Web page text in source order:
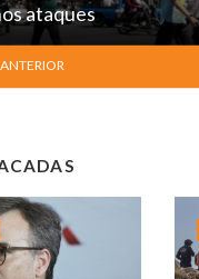
ataques